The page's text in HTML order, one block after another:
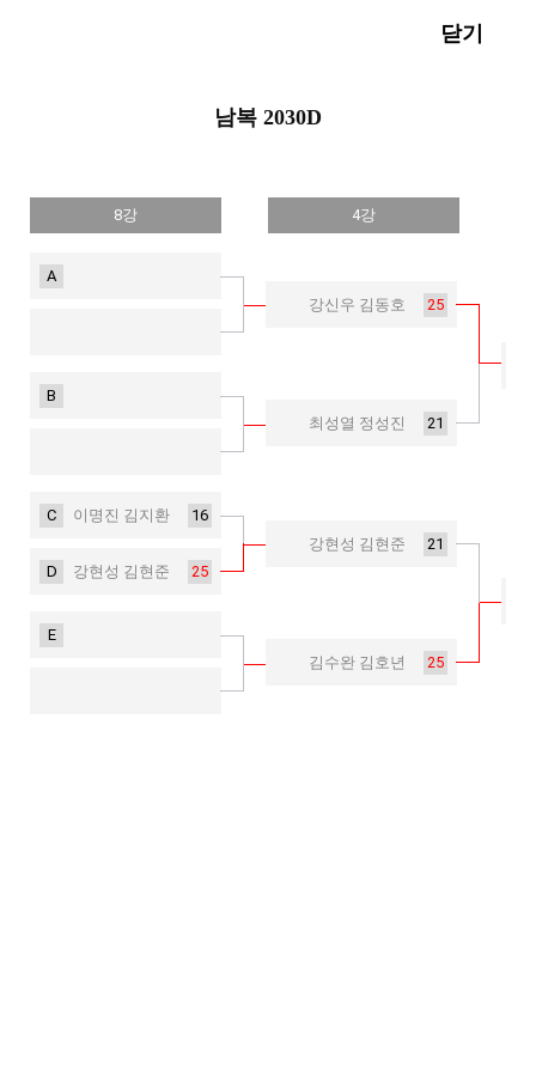
닫기
남복 2030D
8강 4강
A
B
C 이명진 김지환 16
D 강현성 김현준 25
E
강신우 김동호 25
최성열 정성진 21
강현성 김현준 21
김수완 김호년 25